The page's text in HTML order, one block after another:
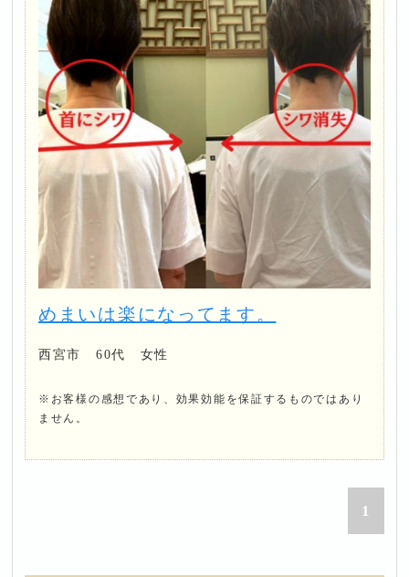
めまいは楽になってます。
西宮市 60代 女性
※お客様の感想であり、効果効能を保証するものではあり
ません。
1